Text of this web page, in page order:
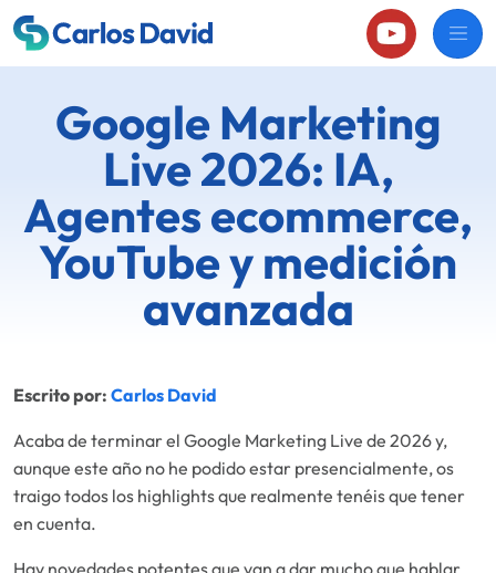
Google Marketing
Live 2026: IA,
Agentes ecommerce,
YouTube y medición
avanzada
Escrito por: Carlos David
Acaba de terminar el Google Marketing Live de 2026 y,
aunque este año no he podido estar presencialmente, os
traigo todos los highlights que realmente tenéis que tener
en cuenta.
Hay novedades potentes que van a dar mucho que hablar